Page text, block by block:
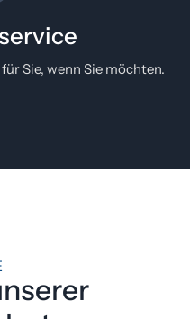
Sie, wenn Sie möchten.